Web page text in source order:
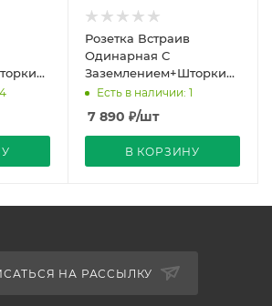
16А
Розетка Встраив
Одинарная С
А 3,1А Черный IP20 16А
250В FORTE&PIANO IEK
Есть в наличии: 1
7 890 ₽/шт
В КОРЗИНУ
НА РАССЫЛКУ